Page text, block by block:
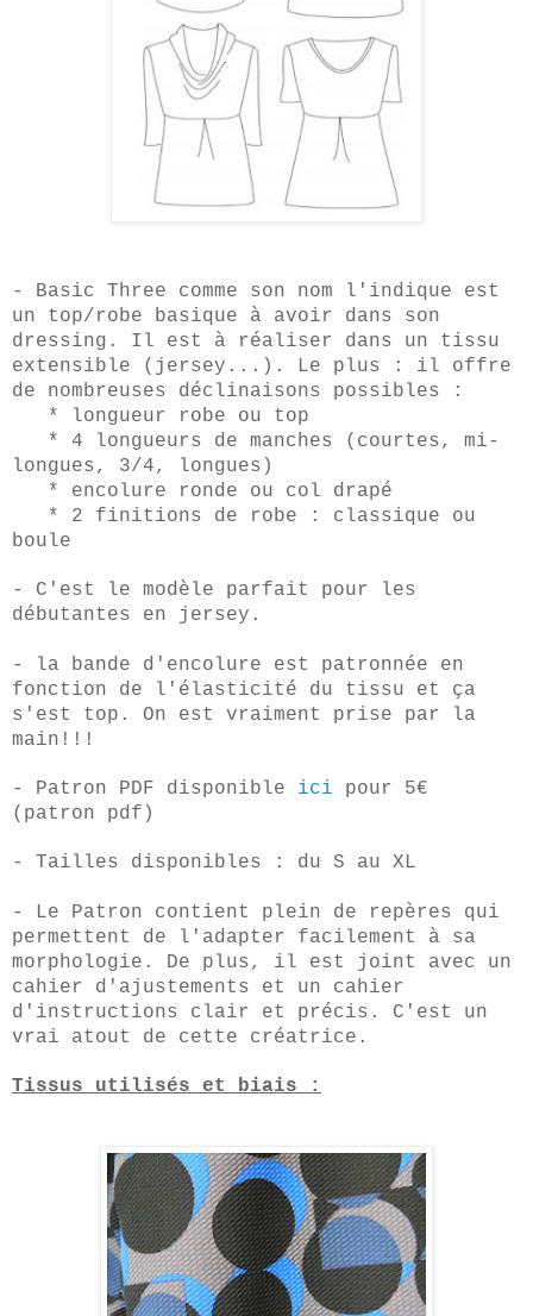
- Basic Three comme son nom l'indique est
un top/robe basique à avoir dans son
dressing. Il est à réaliser dans un tissu
extensible (jersey...). Le plus : il offre
de nombreuses déclinaisons possibles :
* longueur robe ou top
* 4 longueurs de manches (courtes, mi-
longues, 3/4, longues)
* encolure ronde ou col drapé
* 2 finitions de robe : classique ou
boule
- C'est le modèle parfait pour les
débutantes en jersey.
- la bande d'encolure est patronnée en
fonction de l'élasticité du tissu et ça
s'est top. On est vraiment prise par la
main!!!
- Patron PDF disponible ici pour 5€
(patron pdf)
- Tailles disponibles : du S au XL
- Le Patron contient plein de repères qui
permettent de l'adapter facilement à sa
morphologie. De plus, il est joint avec un
cahier d'ajustements et un cahier
d'instructions clair et précis. C'est un
vrai atout de cette créatrice.
Tissus utilisés et biais :